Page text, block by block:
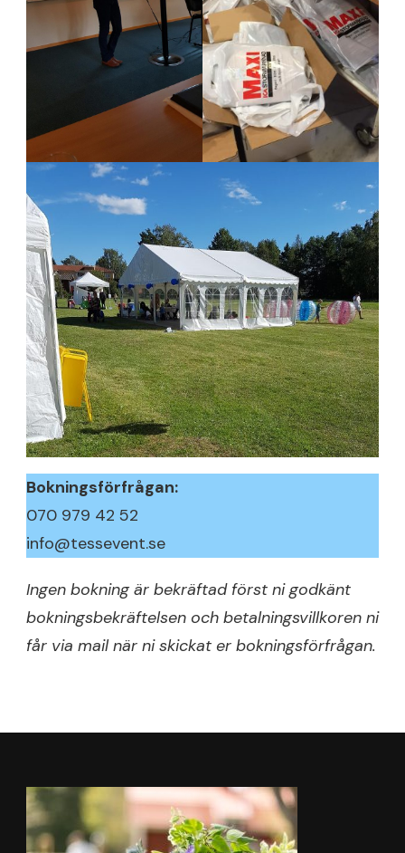
Bokningsförfrågan:
070 979 42 52
info@tessevent.se
Ingen bokning är bekräftad först ni godkänt
bokningsbekräftelsen och betalningsvillkoren ni
får via mail när ni skickat er bokningsförfrågan.